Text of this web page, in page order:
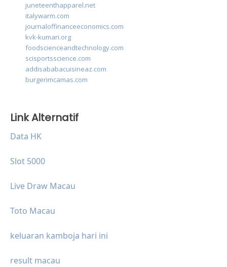
juneteenthapparel.net
italywarm.com
journaloffinanceeconomics.com
kvk-kumari.org
foodscienceandtechnology.com
scisportsscience.com
addisababacuisineaz.com
burgerimcamas.com
Link Alternatif
Data HK
Slot 5000
Live Draw Macau
Toto Macau
keluaran kamboja hari ini
result macau